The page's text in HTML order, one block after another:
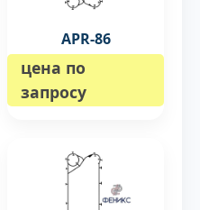
APR-86
цена по
запросу